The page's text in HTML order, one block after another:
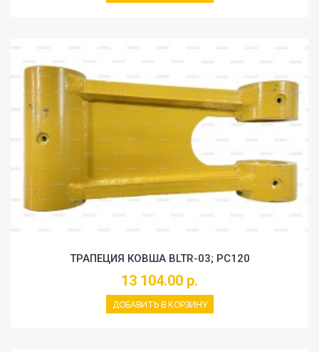
ТРАПЕЦИЯ КОВША BLTR-03; PC120
13 104.00 р.
ДОБАВИТЬ В КОРЗИНУ